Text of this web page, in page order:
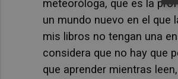
meteoróloga, que es la
un mundo nuevo en el que
mis libros no tengan una
considera que no hay que
que aprender mientras